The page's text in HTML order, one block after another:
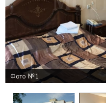
Фото №1